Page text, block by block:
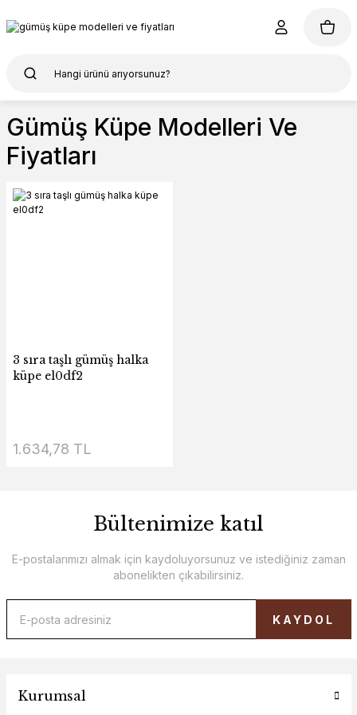
Gümüş Küpe Modelleri Ve
Fiyatları
3 sıra taşlı gümüş halka
küpe el0df2
1.634,78 TL
Bültenimize katıl
E-postalarımızı almak için kaydoluyorsunuz ve istediğiniz zaman
abonelikten çıkabilirsiniz.
KAYDOL
Kurumsal